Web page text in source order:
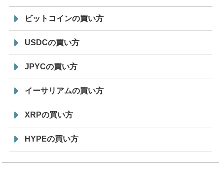
ビットコインの買い方
USDCの買い方
JPYCの買い方
イーサリアムの買い方
XRPの買い方
HYPEの買い方